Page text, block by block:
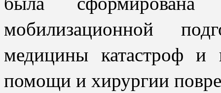
мобилизационной
медицины катастроф и
помощи и хирургии